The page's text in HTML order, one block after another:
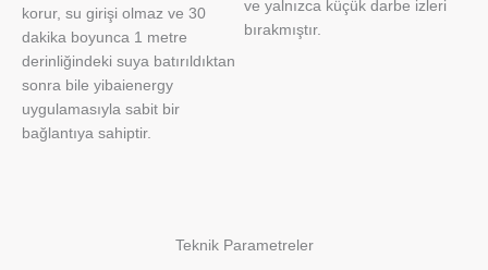
korur, su girişi olmaz ve 30
dakika boyunca 1 metre
derinliğindeki suya batırıldıktan
sonra bile yibaienergy
uygulamasıyla sabit bir
bağlantıya sahiptir.
ve yalnızca küçük darbe izleri
bırakmıştır.
Teknik Parametreler